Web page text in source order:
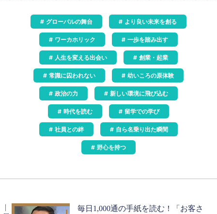
グローバルの舞台 より良い未来を創る
ワーカホリック 一歩を踏み出す
人生を変える出会い 創業・起業
常識に囚われない 幼いころの原体験
政治の力 新しい環境に飛び込む
時代を読む 留学での学び
社員との絆 自ら名乗り出た瞬間
野心を持つ
毎日1,000通の手紙を読む！「お客さ